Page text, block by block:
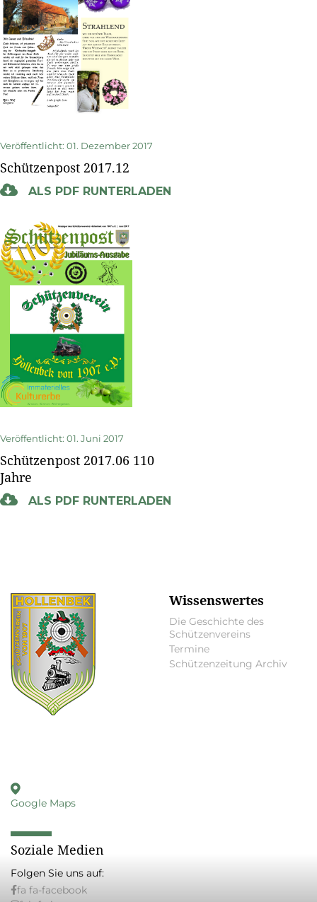
Veröffentlicht: 01. Dezember 2017
Schützenpost 2017.12
ALS PDF RUNTERLADEN
Veröffentlicht: 01. Juni 2017
Schützenpost 2017.06 110
Jahre
ALS PDF RUNTERLADEN
Google Maps
Wissenswertes
Die Geschichte des
Schützenvereins
Termine
Schützenzeitung Archiv
Soziale Medien
Folgen Sie uns auf:
fa fa-facebook